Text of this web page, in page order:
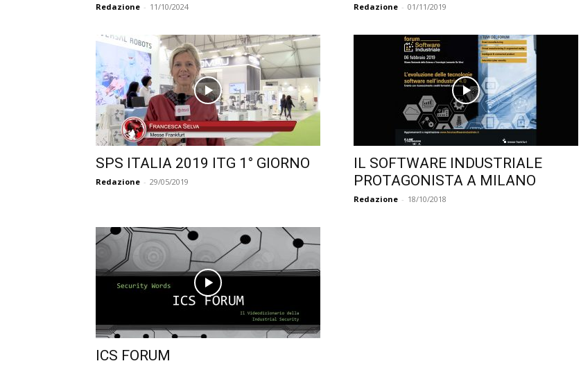
Redazione - 11/10/2024 Redazione - 01/11/2019
SPS ITALIA 2019 ITG 1° GIORNO
Redazione - 29/05/2019
IL SOFTWARE INDUSTRIALE
PROTAGONISTA A MILANO
Redazione - 18/10/2018
ICS FORUM